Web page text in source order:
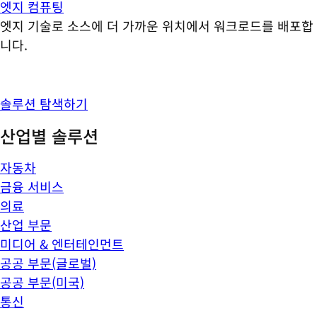
엣지 컴퓨팅
엣지 기술로 소스에 더 가까운 위치에서 워크로드를 배포합
니다.
솔루션 탐색하기
산업별 솔루션
자동차
금융 서비스
의료
산업 부문
미디어 & 엔터테인먼트
공공 부문(글로벌)
공공 부문(미국)
통신